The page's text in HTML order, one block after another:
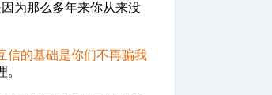
为那么多年来你从来没
信的基础是你们不再骗我